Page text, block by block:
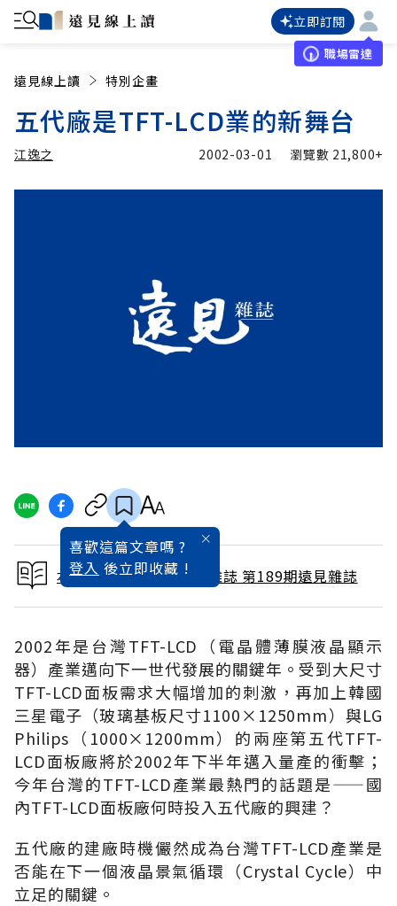
立即訂閱
職場雷達
遠見線上讀 特別企畫
五代廠是TFT-LCD業的新舞台
江逸之 2002-03-01 瀏覽數 21,800+
喜歡這篇文章嗎 ?
登入 後立即收藏 !
本文出自 2002 / 3月號雜誌 第189期遠見雜誌
2002年是台灣TFT-LCD（電晶體薄膜液晶顯示
器）產業邁向下一世代發展的關鍵年。受到大尺寸
TFT-LCD面板需求大幅增加的刺激，再加上韓國
三星電子（玻璃基板尺寸1100×1250mm）與LG
Philips（1000×1200mm）的兩座第五代TFT-
LCD面板廠將於2002年下半年邁入量產的衝擊；
今年台灣的TFT-LCD產業最熱門的話題是——國
內TFT-LCD面板廠何時投入五代廠的興建？
五代廠的建廠時機儼然成為台灣TFT-LCD產業是
否能在下一個液晶景氣循環（Crystal Cycle）中
立足的關鍵。